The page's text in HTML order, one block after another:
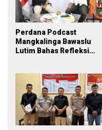
Perdana Podcast
Mangkalinga Bawaslu
Lutim Bahas Refleksi